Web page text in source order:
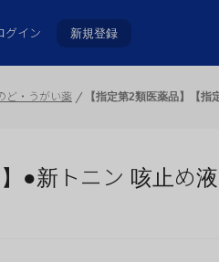
グイン 新規登録
ど・うがい薬 【指定第2類医薬品】【
●新トニン 咳止め